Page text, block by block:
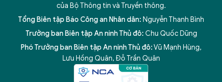
của Bộ Thông tin và Truyền thông.
Tổng Biên tập Báo Công an Nhân dân: Nguyễn Thanh Bình
Trưởng ban Biên tập An ninh Thủ đô: Chu Quốc Dũng
Phó Trưởng ban Biên tập An ninh Thủ đô:Vũ Mạnh Hùng,
Lưu Hồng Quân, Đỗ Trần Quân
5 điểm nghẽn của Hà Nội giải pháp xử lý điểm nghẽn của